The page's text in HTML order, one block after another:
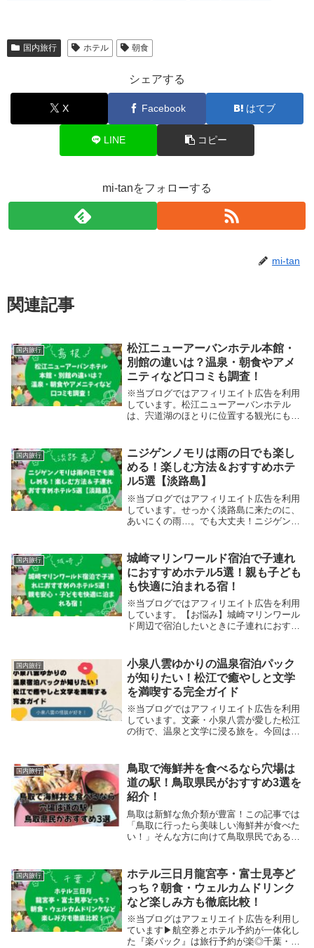
国内旅行 ホテル 朝食
シェアする
X Facebook はてブ
LINE コピー
mi-tanをフォローする
mi-tan
関連記事
国内旅行
松江ニューアーバンホテル本館・
別館の違いは？温泉・朝食やアメ
ニティなど口コミも調査！
※当ブログではアフィリエイト広告を利用
しています。松江ニューアーバンホテル
は、宍道湖のほとりに位置する観光にもビ
いませんか？確かに「せっかくの旅行で失
敗したくない」...
国内旅行
ニジゲンノモリは雨の日でも楽し
める！楽しむ方法＆おすすめホテ
ル5選【淡路島】
※当ブログではアフィリエイト広告を利用
しています。せっかく淡路島に来たのに、
あいにくの雨…。でも大丈夫！ニジゲンノ
楽しめるテーマパークです。この記事で
は、雨天時の楽...
国内旅行
城崎マリンワールド宿泊で子連れ
におすすめホテル5選！親も子ども
も快適に泊まれる宿！
※当ブログではアフィリエイト広告を利用
しています。【お悩み】城崎マリンワール
ド周辺で宿泊したいときに子連れにおすす
ば安心できるの？」と悩むと思います。確
かに特に小さ...
国内旅行
小泉八雲ゆかりの温泉宿泊パック
が知りたい！松江で癒やしと文学
を満喫する完全ガイド
※当ブログではアフィリエイト広告を利用
しています。文豪・小泉八雲が愛した松江
の街で、温泉と文学に浸る旅を。今回は宍
この記事で分かること【小泉八雲ゆかりの
宿泊プラン・...
国内旅行
鳥取で海鮮丼を食べるなら穴場は
道の駅！鳥取県民がおすすめ3選を
紹介！
鳥取は新鮮な魚介類が豊富！この記事では
「鳥取に行ったら美味しい海鮮丼が食べた
い！」そんな方に向けて鳥取県民である私
鮮丼を食べることができる有名店がたくさ
んありますが、なぜ道の駅の海鮮丼が穴場
なのか説明していきますね。
国内旅行
ホテル三日月龍宮亭・富士見亭ど
っち？朝食・ウェルカムドリンク
など楽しみ方も徹底比較！
※当ブログはアフェリエイト広告を利用し
ています▶航空券とホテル予約が一体化し
た『楽パック』は旅行予約が楽◎千葉・木